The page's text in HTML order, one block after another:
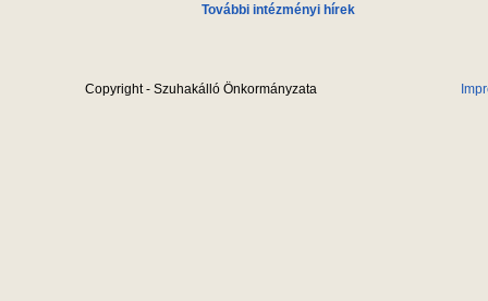
További intézményi hírek
Copyright - Szuhakálló Önkormányzata